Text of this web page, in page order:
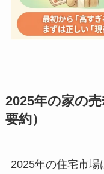
2025年の家の
要約）
2025年の住宅市場